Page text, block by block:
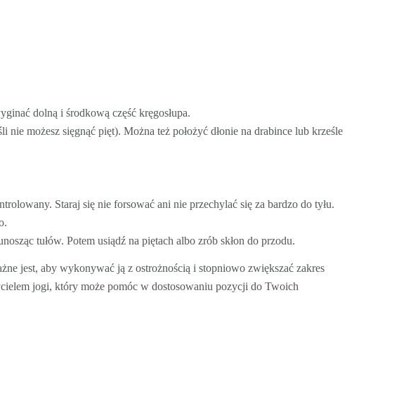
dolną i środkową część kręgosłupa.
możesz sięgnąć pięt). Można też położyć dłonie na drabince lub krześle
Staraj się nie forsować ani nie przechylać się za bardzo do tyłu.
tułów. Potem usiądź na piętach albo zrób skłon do przodu.
jest, aby wykonywać ją z ostrożnością i stopniowo zwiększać zakres
jogi, który może pomóc w dostosowaniu pozycji do Twoich